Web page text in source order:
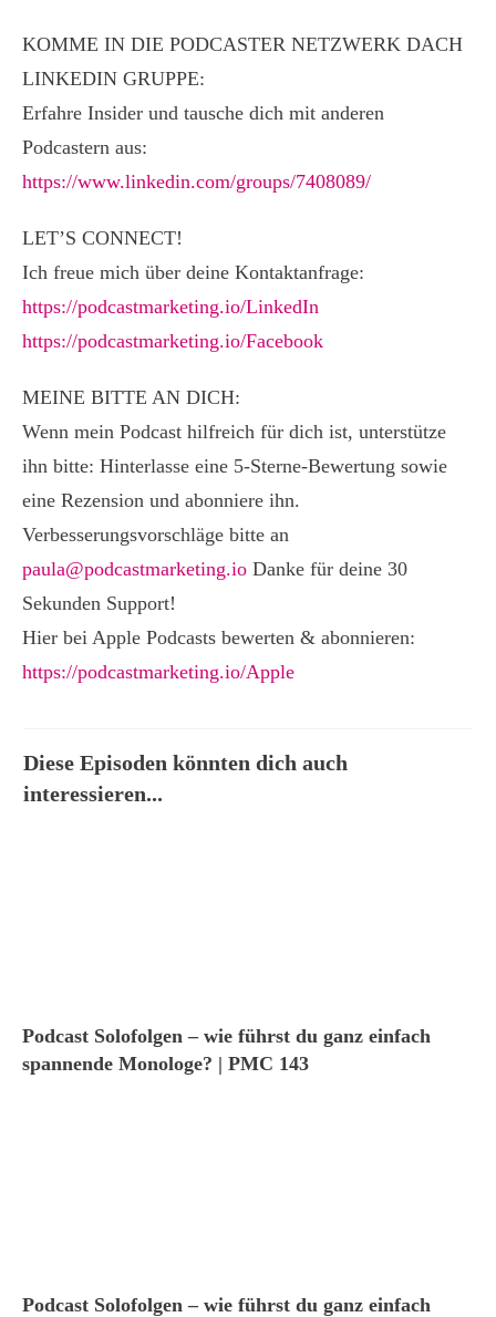
KOMME IN DIE PODCASTER NETZWERK DACH
LINKEDIN GRUPPE:
Erfahre Insider und tausche dich mit anderen
Podcastern aus:
https://www.linkedin.com/groups/7408089/
LET’S CONNECT!
Ich freue mich über deine Kontaktanfrage:
https://podcastmarketing.io/LinkedIn
https://podcastmarketing.io/Facebook
MEINE BITTE AN DICH:
Wenn mein Podcast hilfreich für dich ist, unterstütze
ihn bitte: Hinterlasse eine 5-Sterne-Bewertung sowie
eine Rezension und abonniere ihn.
Verbesserungsvorschläge bitte an
paula@podcastmarketing.io Danke für deine 30
Sekunden Support!
Hier bei Apple Podcasts bewerten & abonnieren:
https://podcastmarketing.io/Apple
Diese Episoden könnten dich auch
interessieren...
Podcast Solofolgen – wie führst du ganz einfach
spannende Monologe? | PMC 143
Podcast Solofolgen – wie führst du ganz einfach